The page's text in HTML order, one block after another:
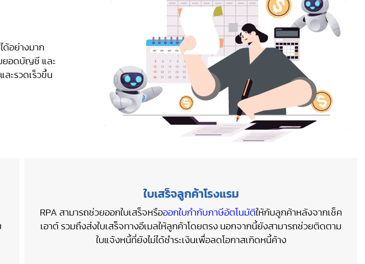
ด้อย่างมาก
บยอดบัญชี และ
ละรวดเร็วขึ้น
ใบเสร็จลูกค้าโรงแรม
RPA สามารถช่วยออกใบเสร็จหรือออกใบกำกับภาษีอัตโนมัติให้กับลูกค้าหลังจากเช็ค
เอาต์ รวมถึงส่งใบเสร็จทางอีเมลให้ลูกค้าโดยตรง นอกจากนี้ยังสามารถช่วยติดตาม
ใบแจ้งหนี้ที่ยังไม่ได้ชำระเงินเพื่อลดโอกาสเกิดหนี้ค้าง